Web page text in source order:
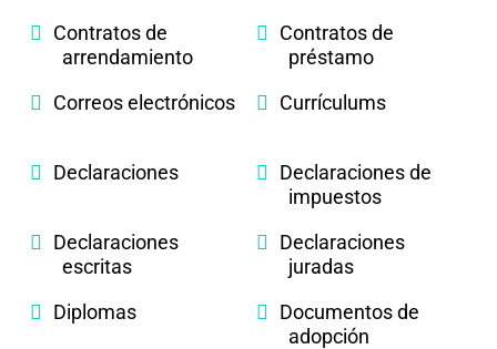
Contratos de
arrendamiento
Contratos de
préstamo
Correos electrónicos
Currículums
Declaraciones
Declaraciones de
impuestos
Declaraciones
escritas
Declaraciones
juradas
Diplomas
Documentos de
adopción